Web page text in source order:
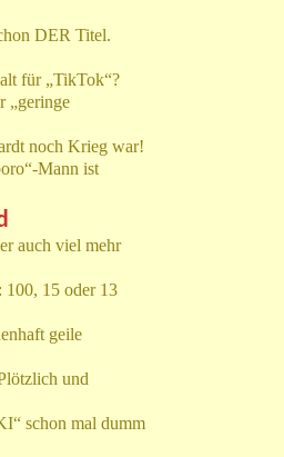
DER Titel.
für „TikTok“?
„geringe
noch Krieg war!
Mann ist
auch viel mehr
15 oder 13
geile
und
schon mal dumm